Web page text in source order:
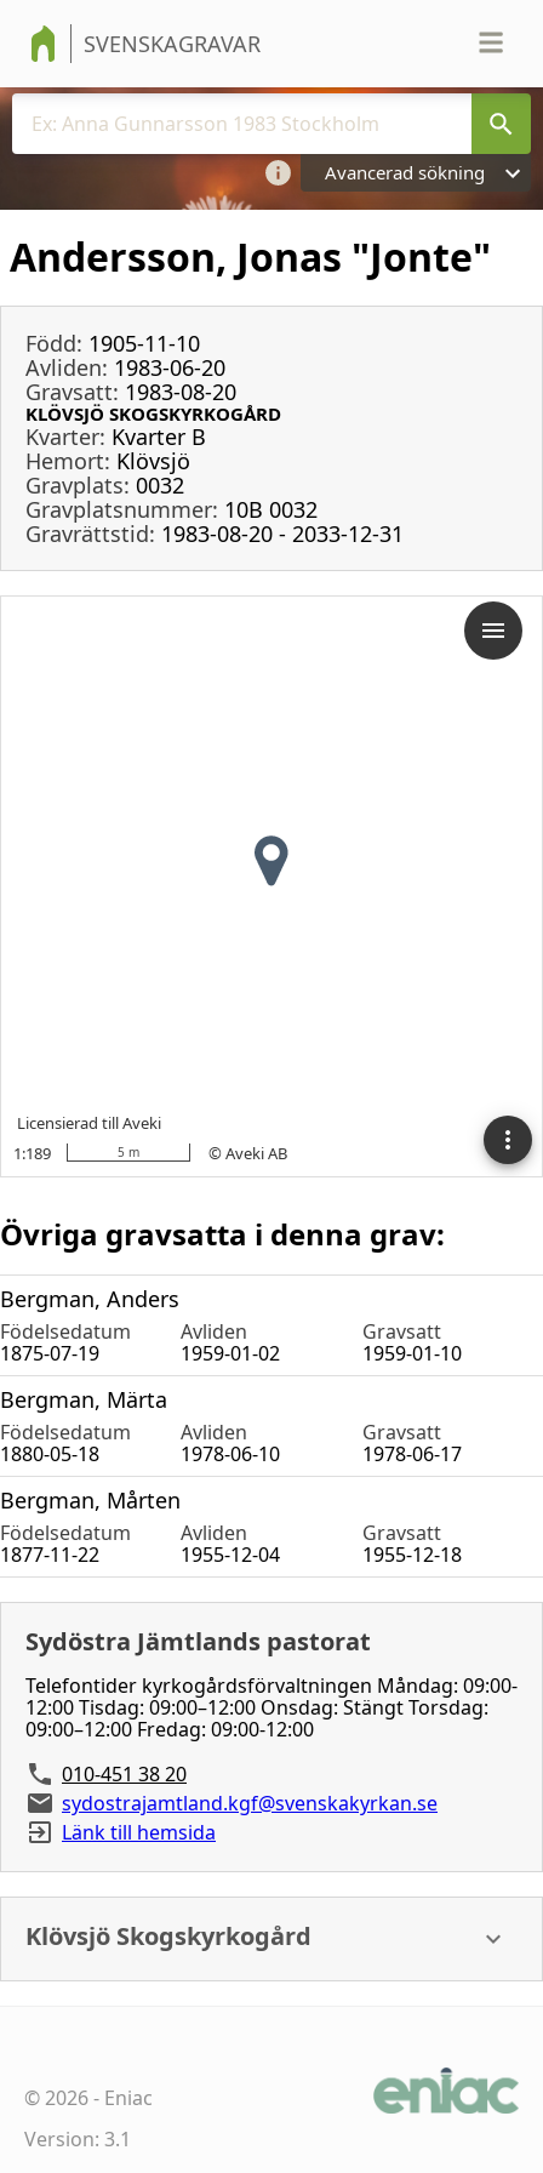
SVENSKAGRAVAR
Avancerad sökning
Andersson, Jonas "Jonte"
Född: 1905-11-10
Avliden: 1983-06-20
Gravsatt: 1983-08-20
KLÖVSJÖ SKOGSKYRKOGÅRD
Kvarter: Kvarter B
Hemort: Klövsjö
Gravplats: 0032
Gravplatsnummer: 10B 0032
Gravrättstid: 1983-08-20 - 2033-12-31
Övriga gravsatta i denna grav:
Bergman, Anders
Födelsedatum Avliden
Gravsatt
1875-07-19
1959-01-02 1959-01-10
Bergman, Märta
Födelsedatum Avliden
Gravsatt
1880-05-18
1978-06-10 1978-06-17
Bergman, Mårten
Födelsedatum Avliden
Gravsatt
1877-11-22
1955-12-04 1955-12-18
Sydöstra Jämtlands pastorat
Telefontider kyrkogårdsförvaltningen Måndag: 09:00-
12:00 Tisdag: 09:00–12:00 Onsdag: Stängt Torsdag:
09:00–12:00 Fredag: 09:00-12:00
010-451 38 20
sydostrajamtland.kgf@svenskakyrkan.se
Länk till hemsida
Klövsjö Skogskyrkogård
©2026- Eniac
Version: 3.1